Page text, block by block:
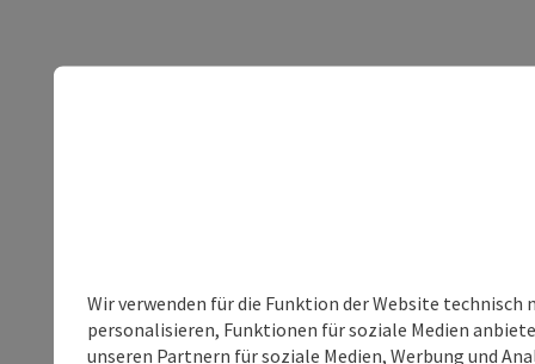
Wir verwenden für die Funktion der Website
personalisieren, Funktionen für soziale Medien
unseren Partnern für soziale Medien, Werbung und